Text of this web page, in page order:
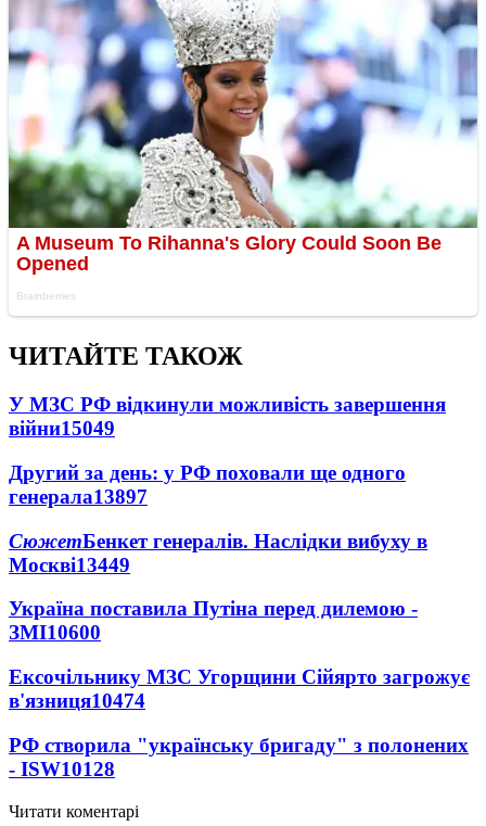
ЧИТАЙТЕ ТАКОЖ
У МЗС РФ відкинули можливість завершення
війни15049
Другий за день: у РФ поховали ще одного
генерала13897
СюжетБенкет генералів. Наслідки вибуху в
Москві13449
Україна поставила Путіна перед дилемою -
ЗМІ10600
Ексочільнику МЗС Угорщини Сійярто загрожує
в'язниця10474
РФ створила "українську бригаду" з полонених
- ISW10128
Читати коментарі